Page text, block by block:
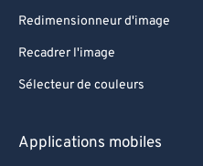
Redimensionneur d'image
Recadrer l'image
Sélecteur de couleurs
Applications mobiles